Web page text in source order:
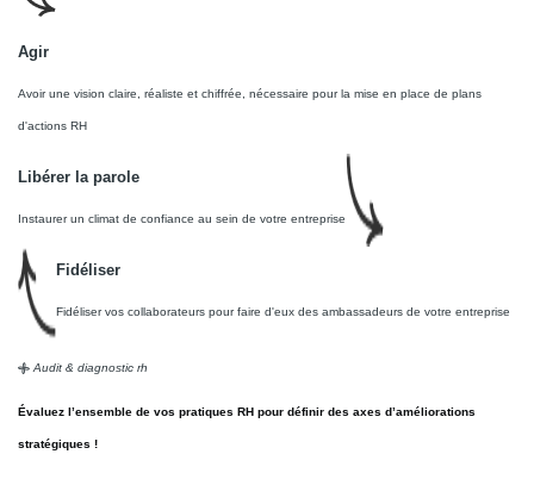
Agir
Avoir une vision claire, réaliste et chiffrée, nécessaire pour la mise en place de plans
d'actions RH
Libérer la parole
Instaurer un climat de confiance au sein de votre entreprise
Fidéliser
Fidéliser vos collaborateurs pour faire d'eux des ambassadeurs de votre entreprise
Audit & diagnostic rh
Évaluez l’ensemble de vos pratiques RH pour définir des axes d’améliorations
stratégiques !